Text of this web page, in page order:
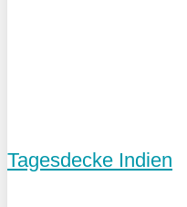
Tagesdecke Indien